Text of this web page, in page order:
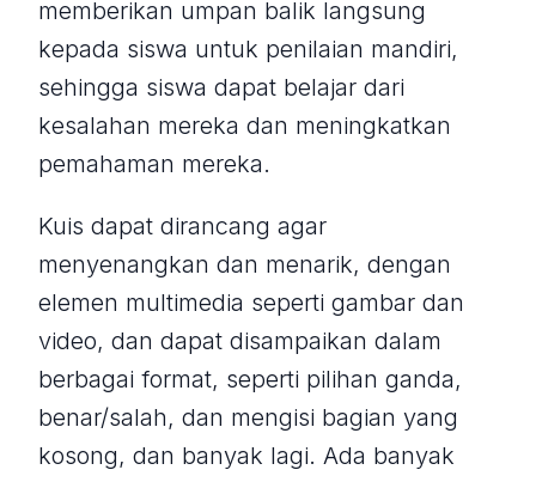
memberikan umpan balik langsung
kepada siswa untuk penilaian mandiri,
sehingga siswa dapat belajar dari
kesalahan mereka dan meningkatkan
pemahaman mereka.
Kuis dapat dirancang agar
menyenangkan dan menarik, dengan
elemen multimedia seperti gambar dan
video, dan dapat disampaikan dalam
berbagai format, seperti pilihan ganda,
benar/salah, dan mengisi bagian yang
kosong, dan banyak lagi. Ada banyak